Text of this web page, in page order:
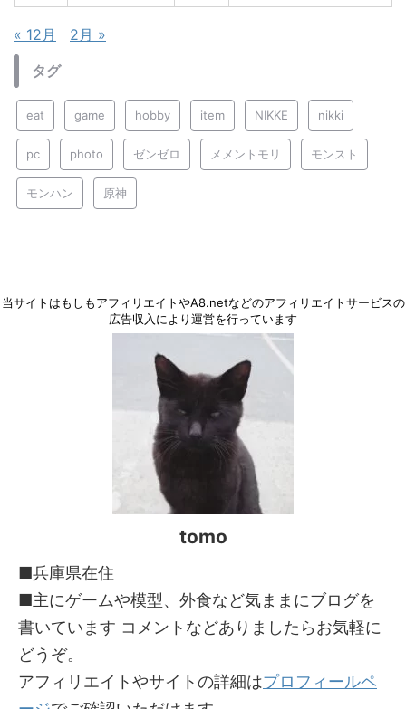
« 12月
2月 »
タグ
eat game hobby item NIKKE nikki
pc photo ゼンゼロ メメントモリ モンスト
モンハン 原神
当サイトはもしもアフィリエイトやA8.netなどのアフィリエイトサービスの
広告収入により運営を行っています
tomo
■兵庫県在住
■主にゲームや模型、外食など気ままにブログを
書いています コメントなどありましたらお気軽に
どうぞ。
アフィリエイトやサイトの詳細はプロフィールペ